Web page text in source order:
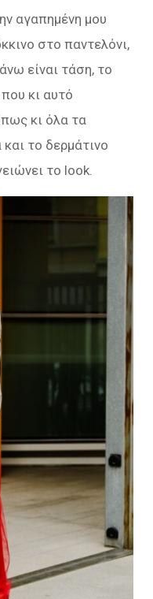
αγαπημένη μου
στο παντελόνι,
είναι τάση, το
κι αυτό
κι όλα τα
το δερμάτινο
το look.